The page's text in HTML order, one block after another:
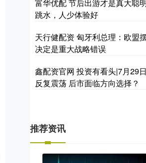
富华优配 节后出游才是真大聪
跳水，人少体验好
天行健配资 匈牙利总理：欧盟
决定是重大战略错误
鑫配资官网 投资有看头|7月29
反复震荡 后市面临方向选择？
推荐资讯